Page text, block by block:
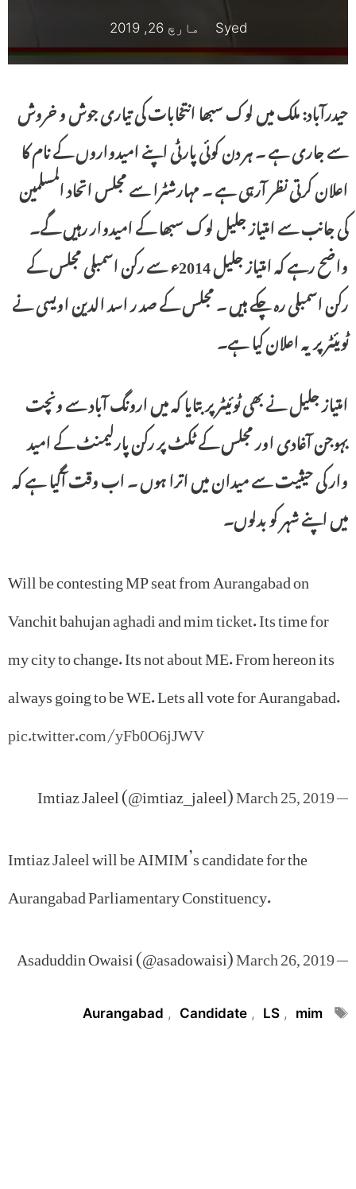
Syed مارچ 26, 2019
حیدرآباد: ملک میں لوک سبھا انتخابات کی تیاری جوش و خروش
سے جاری ہے ۔ ہر دن کوئی پارٹی اپنے امیدواروں کے نام کا
اعلان کرتی نظر آرہی ہے ۔ مہارشٹرا سے مجلس اتحاد المسلمین
کی جانب سے امتیاز جلیل لوک سبھا کے امیدوار رہیں گے۔
واضح رہے کہ امتیاز جلیل 2014ء سے رکن اسمبلی مجلس کے
رکن اسمبلی رہ چکے ہیں ۔ مجلس کے صد ر اسد الدین اویسی نے
ٹویئٹر پر یہ اعلان کیا ہے۔
امتیاز جلیل نے بھی ٹوئیٹر پر بتایا کہ میں ارونگ آباد سے ونچت
بہوجن آغادی اور مجلس کے ٹکٹ پر رکن پارلیمنٹ کے امید
وار کی حیثیت سے میدان میں اترا ہوں ۔ اب وقت آگیا ہے کہ
میں اپنے شہر کو بدلوں۔
Will be contesting MP seat from Aurangabad on
Vanchit bahujan aghadi and mim ticket. Its time for
my city to change. Its not about ME. From hereon its
always going to be WE. Lets all vote for Aurangabad.
pic.twitter.com/yFb0O6jJWV
— Imtiaz Jaleel (@imtiaz_jaleel)
March 25, 2019
Imtiaz Jaleel will be AIMIM’s candidate for the
Aurangabad Parliamentary Constituency.
— Asaduddin Owaisi (@asadowaisi)
March 26, 2019
Tags
Aurangabad , Candidate , LS , mim